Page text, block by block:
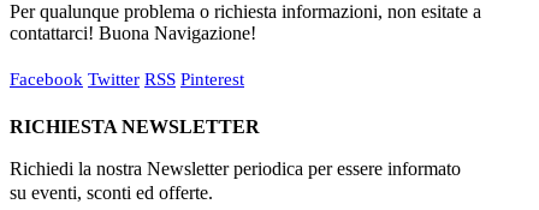
Per qualunque problema o richiesta informazioni, non esitate a
contattarci! Buona Navigazione!
Facebook Twitter RSS Pinterest
RICHIESTA NEWSLETTER
Richiedi la nostra Newsletter periodica per essere informato
su eventi, sconti ed offerte.